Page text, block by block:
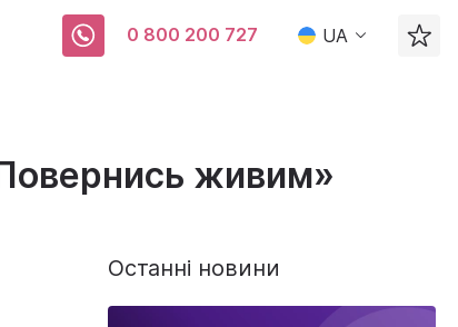
0 800 200 727 UA
живим»
Останні новини